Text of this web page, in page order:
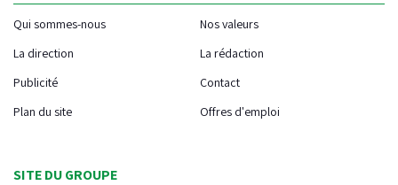
Qui sommes-nous
Nos valeurs
La direction
La rédaction
Publicité
Contact
Plan du site
Offres d'emploi
SITE DU GROUPE